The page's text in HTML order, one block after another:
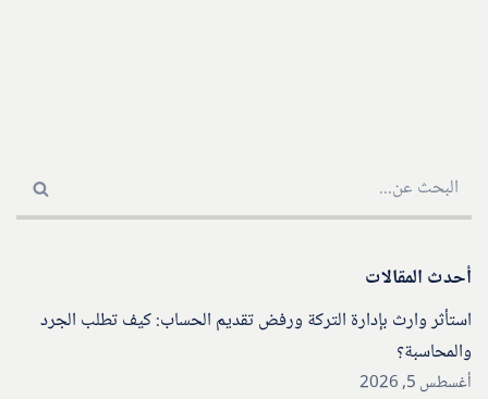
أحدث المقالات
استأثر وارث بإدارة التركة ورفض تقديم الحساب: كيف تطلب الجرد
والمحاسبة؟
أغسطس 5, 2026